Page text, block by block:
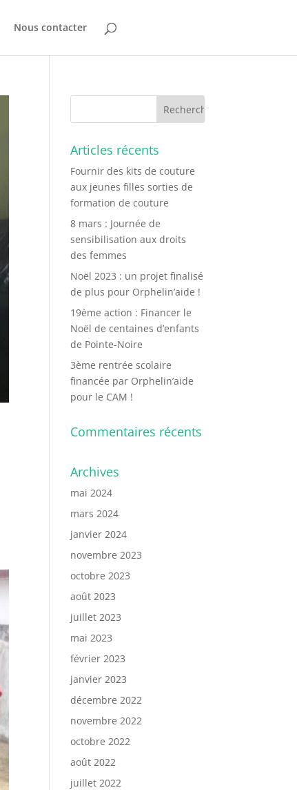
Nous contacter
Articles récents
Fournir des kits de couture
aux jeunes filles sorties de
formation de couture
8 mars : Journée de
sensibilisation aux droits
des femmes
Noël 2023 : un projet finalisé
de plus pour Orphelin’aide !
19ème action : Financer le
Noël de centaines d’enfants
de Pointe-Noire
3ème rentrée scolaire
financée par Orphelin’aide
pour le CAM !
Commentaires récents
Archives
mai 2024
mars 2024
janvier 2024
novembre 2023
octobre 2023
août 2023
juillet 2023
mai 2023
février 2023
janvier 2023
décembre 2022
novembre 2022
octobre 2022
août 2022
juillet 2022